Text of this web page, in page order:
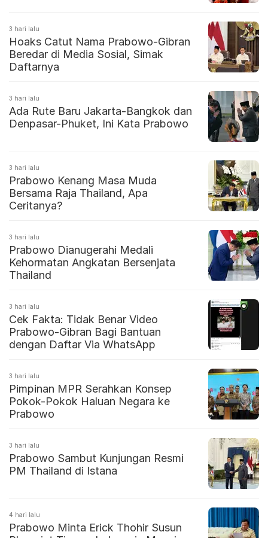
3 hari lalu
Hoaks Catut Nama Prabowo-Gibran
Beredar di Media Sosial, Simak
Daftarnya
3 hari lalu
Ada Rute Baru Jakarta-Bangkok dan
Denpasar-Phuket, Ini Kata Prabowo
3 hari lalu
Prabowo Kenang Masa Muda
Bersama Raja Thailand, Apa
Ceritanya?
3 hari lalu
Prabowo Dianugerahi Medali
Kehormatan Angkatan Bersenjata
Thailand
3 hari lalu
Cek Fakta: Tidak Benar Video
Prabowo-Gibran Bagi Bantuan
dengan Daftar Via WhatsApp
3 hari lalu
Pimpinan MPR Serahkan Konsep
Pokok-Pokok Haluan Negara ke
Prabowo
3 hari lalu
Prabowo Sambut Kunjungan Resmi
PM Thailand di Istana
4 hari lalu
Prabowo Minta Erick Thohir Susun